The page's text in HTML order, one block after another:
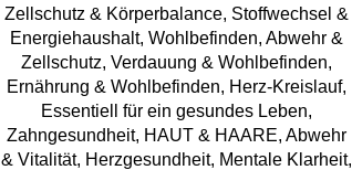
Zellschutz & Körperbalance, Stoffwechsel &
Energiehaushalt,Wohlbefinden,Abwehr &
Zellschutz,Verdauung & Wohlbefinden,
Ernährung & Wohlbefinden, Herz-Kreislauf,
Essentiell für ein gesundes Leben,
Zahngesundheit, HAUT & HAARE,Abwehr
& Vitalität, Herzgesundheit, Mentale Klarheit,